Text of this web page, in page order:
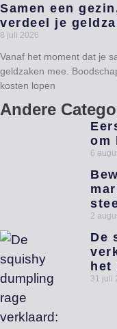
Samen een
verdeel je
8 juli 2026
Vanaf het moment dat je
geldzaken mee.
kosten lopen
Andere
om
6
2
De
het
31 juli